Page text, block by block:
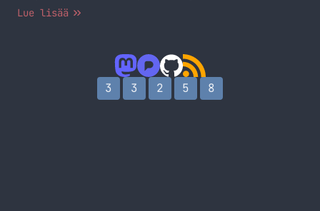
puolesta tälläkin kertaa! Voddler on ruotsalaisen
Spotify. Voddler toistaa elokuvat omilta
palvelimiltaan, jotka sisältävät uutuuksia ja jopa
ensi-ilta-elokuvia. Vähemmän suosittuja… Jatka
Lue lisää
3 3 2 5 8